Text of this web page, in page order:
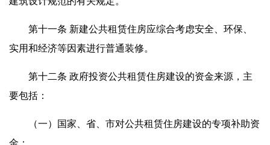
第十一条 新建公共租赁住房应综合考虑安全、环保、
实用和经济等因素进行普通装修。
第十二条 政府投资公共租赁住房建设的资金来源，主
要包括：
（一）国家、省、市对公共租赁住房建设的专项补助资
金；